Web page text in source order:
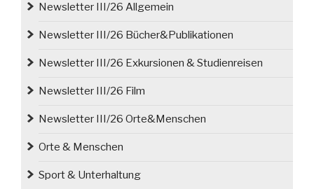
Newsletter III/26 Allgemein
Newsletter III/26 Bücher&Publikationen
Newsletter III/26 Exkursionen & Studienreisen
Newsletter III/26 Film
Newsletter III/26 Orte&Menschen
Orte & Menschen
Sport & Unterhaltung